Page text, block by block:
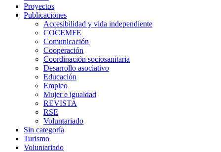
Proyectos
Publicaciones
Accesibilidad y vida independiente
COCEMFE
Comunicación
Cooperación
Coordinación sociosanitaria
Desarrollo asociativo
Educación
Empleo
Mujer e igualdad
REVISTA
RSE
Voluntariado
Sin categoría
Turismo
Voluntariado